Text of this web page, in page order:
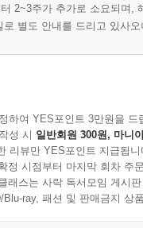
2~3주가 추가로 소요되며,
별도 안내를 드리고 있사
하여 YES포인트 3만원을 드
성 시 일반회원 300원, 마니
리뷰만 YES포인트 지급됩니
정 시점부터 마지막 회차 주
래스는 사락 독서모임 게시
Blu-ray, 패션 및 판매금지 상